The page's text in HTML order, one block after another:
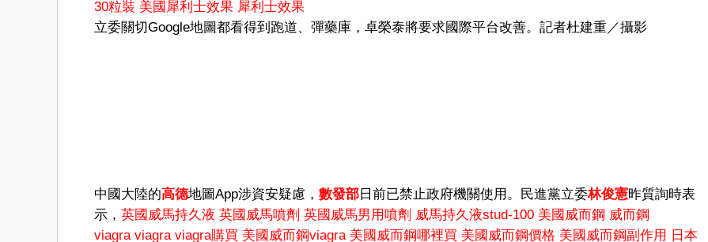
30粒裝 美國犀利士效果 犀利士效果
立委關切Google地圖都看得到跑道、彈藥庫，卓榮泰將要求國際平台改善。記者杜建重／攝影
中國大陸的高德地圖App涉資安疑慮， 數發部 日前已禁止政府機關使用。民進黨立委林俊憲昨質詢時表
示， 英國威馬持久液 英國威馬噴劑 英國威馬男用噴劑 威馬持久液stud-100 美國威而鋼 威而鋼
viagra viagra viagra購買 美國威而鋼viagra 美國威而鋼哪裡買 美國威而鋼價格 美國威而鋼副作用
日本